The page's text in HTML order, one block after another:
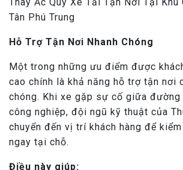
Tân Phú Trung
Hỗ Trợ Tận Nơi Nhanh Chóng
Một trong những ưu điểm được
cao chính là khả năng hỗ trợ tận nơi
chóng. Khi xe gặp sự cố giữa đường
công nghiệp, đội ngũ kỹ thuật của
chuyển đến vị trí khách hàng để
ngay tại chỗ.
Điều này giúp: